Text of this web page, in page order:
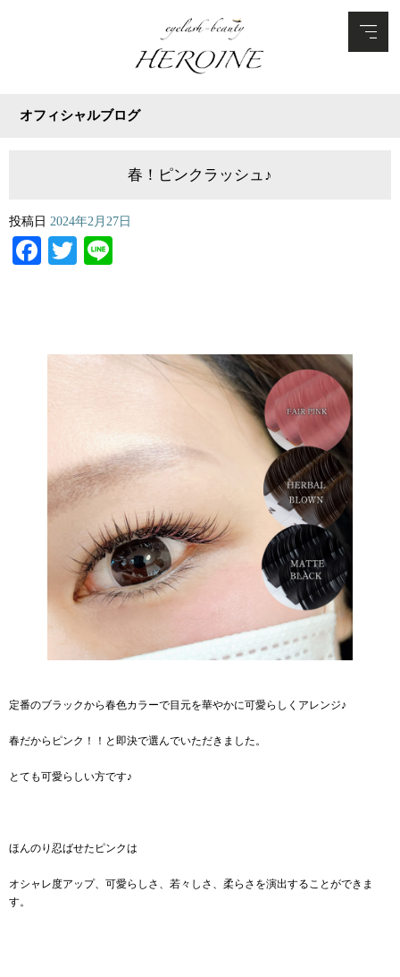
オフィシャルブログ
春！ピンクラッシュ♪
投稿日 2024年2月27日
Facebook
Twitter
定番のブラックから春色カラーで目元を華やかに可愛らしくアレンジ♪
春だからピンク！！と即決で選んでいただきました。
とても可愛らしい方です♪
ほんのり忍ばせたピンクは
オシャレ度アップ、可愛らしさ、若々しさ、柔らさを演出することができま
す。